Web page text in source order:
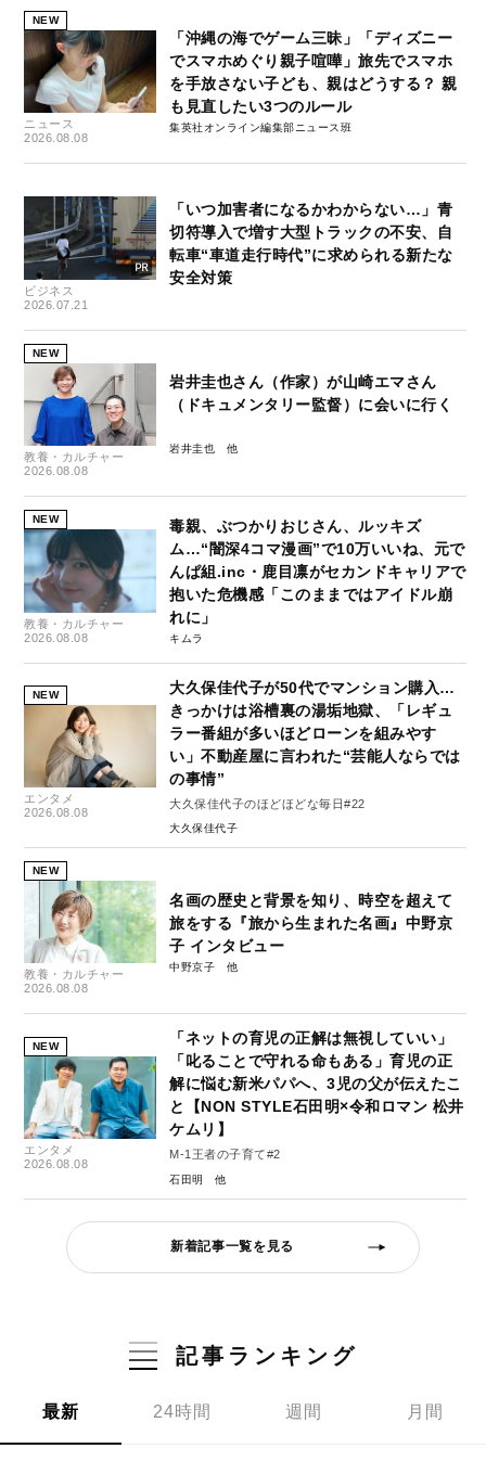
NEW
ニュース
2026.08.08
「沖縄の海でゲーム三昧」「ディズニー
でスマホめぐり親子喧嘩」旅先でスマホ
を手放さない子ども、親はどうする？ 親
も見直したい3つのルール
集英社オンライン編集部ニュース班
ビジネス
2026.07.21
「いつ加害者になるかわからない…」青
切符導入で増す大型トラックの不安、自
転車“車道走行時代”に求められる新たな
安全対策
NEW
教養・カルチャー
2026.08.08
岩井圭也さん（作家）が山崎エマさん
（ドキュメンタリー監督）に会いに行く
岩井圭也
NEW
教養・カルチャー
2026.08.08
毒親、ぶつかりおじさん、ルッキズ
ム…“闇深4コマ漫画”で10万いいね、元で
んぱ組.inc・鹿目凛がセカンドキャリアで
抱いた危機感「このままではアイドル崩
れに」
キムラ
NEW
エンタメ
2026.08.08
大久保佳代子が50代でマンション購入…
きっかけは浴槽裏の湯垢地獄、「レギュ
ラー番組が多いほどローンを組みやす
い」不動産屋に言われた“芸能人ならでは
の事情”
大久保佳代子のほどほどな毎日#22
大久保佳代子
NEW
教養・カルチャー
2026.08.08
名画の歴史と背景を知り、時空を超えて
旅をする『旅から生まれた名画』中野京
子 インタビュー
中野京子
NEW
エンタメ
2026.08.08
「ネットの育児の正解は無視していい」
「叱ることで守れる命もある」育児の正
解に悩む新米パパへ、3児の父が伝えたこ
と【NON STYLE石田明×令和ロマン 松井
ケムリ】
M-1王者の子育て#2
石田明
新着記事一覧を見る
記事ランキング
最新 24時間 週間 月間